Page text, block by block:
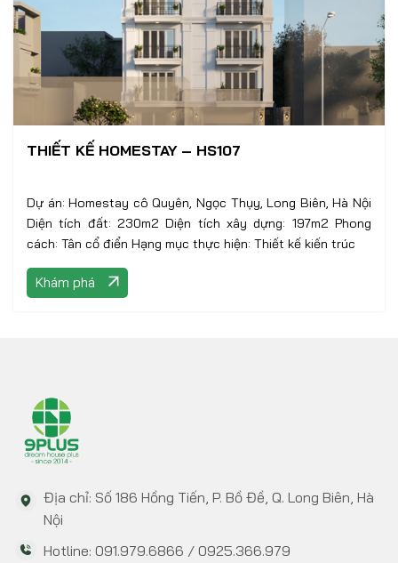
THIẾT KẾ HOMESTAY – HS107
Dự án: Homestay cô Quyên, Ngọc Thụy, Long Biên, Hà Nội
Diện tích đất: 230m2 Diện tích xây dựng: 197m2 Phong
cách: Tân cổ điển Hạng mục thực hiện: Thiết kế kiến trúc
Khám phá
Địa chỉ: Số 186 Hồng Tiến, P. Bồ Đề, Q. Long Biên, Hà
Nội
Hotline: 091.979.6866 / 0925.366.979